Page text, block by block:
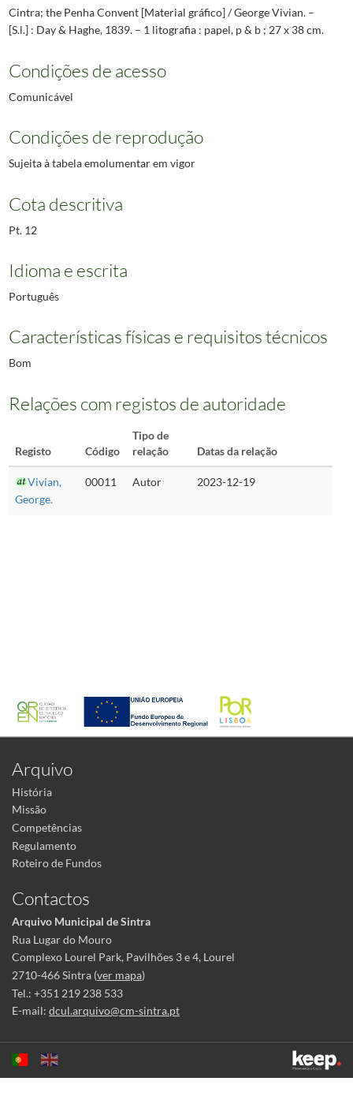
Cintra; the Penha Convent [Material gráfico] / George Vivian. –
[S.l.] : Day & Haghe, 1839. – 1 litografia : papel, p & b ; 27 x 38 cm.
Condições de acesso
Comunicável
Condições de reprodução
Sujeita à tabela emolumentar em vigor
Cota descritiva
Pt. 12
Idioma e escrita
Português
Características físicas e requisitos técnicos
Bom
Relações com registos de autoridade
Registo Código
Tipo de
relação
Datas da relação
Vivian,
George.
00011 Autor 2023-12-19
Arquivo
História
Missão
Competências
Regulamento
Roteiro de Fundos
Contactos
Arquivo Municipal de Sintra
Rua Lugar do Mouro
Complexo Lourel Park, Pavilhões 3 e 4, Lourel
2710-466 Sintra (ver mapa)
Tel.: +351 219 238 533
E-mail: dcul.arquivo@cm-sintra.pt